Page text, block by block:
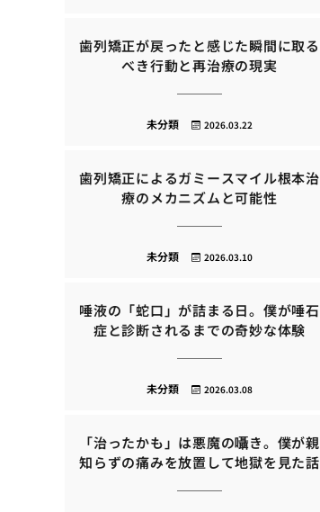
歯列矯正が戻ったと感じた瞬間に取る
べき行動と再治療の現実
2026.03.22
未分類
歯列矯正によるガミースマイル根本治
療のメカニズムと可能性
2026.03.10
未分類
唾液の「蛇口」が詰まる日。僕が唾石
症と診断されるまでの奇妙な体験
2026.03.08
未分類
「治ったかも」は悪魔の囁き。僕が親
知らずの痛みを放置して地獄を見た話